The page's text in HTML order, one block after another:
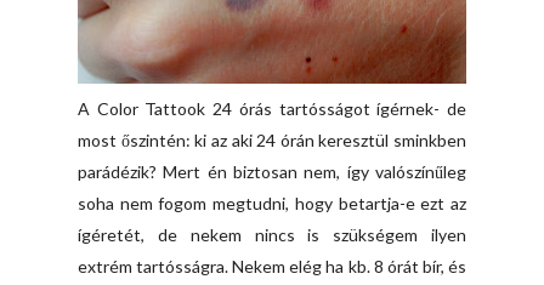
A Color Tattook 24 órás tartósságot ígérnek- de
most őszintén: ki az aki 24 órán keresztül sminkben
parádézik? Mert én biztosan nem, így valószínűleg
soha nem fogom megtudni, hogy betartja-e ezt az
ígéretét, de nekem nincs is szükségem ilyen
extrém tartósságra. Nekem elég ha kb. 8 órát bír, és